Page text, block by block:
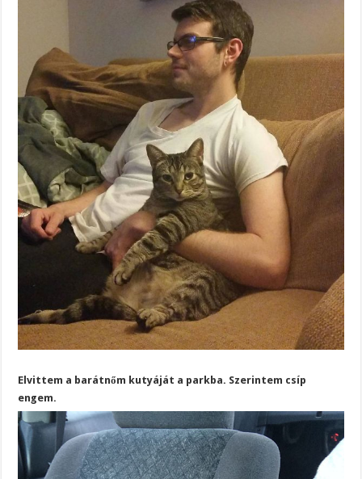
Elvittem a barátnőm kutyáját a parkba. Szerintem csíp
engem.